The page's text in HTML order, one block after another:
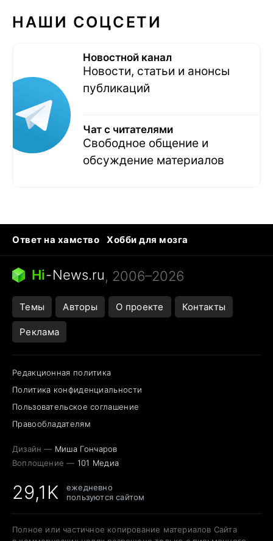
НАШИ СОЦСЕТИ
Новостной канал
Новости, статьи и анонсы
публикаций
Чат с читателями
Свободное общение и
обсуждение материалов
Ответ на хамство
Хобби для мозга
Бензин 100 и 95
Тунцы в океанариуме
Следующая пандемия
Hi-News.ru, 2006–2026
Темы Авторы О проекте Контакты
Реклама
Редакционная политика
Политика конфиденциальности
Пользовательское соглашение
Правообладателям
Дизайн — Миша Гончаров
Воплощение — 101 Медиа
29,1K
ежедневно
пользуются сайтом
Полное или частичное копирование материалов Сайта